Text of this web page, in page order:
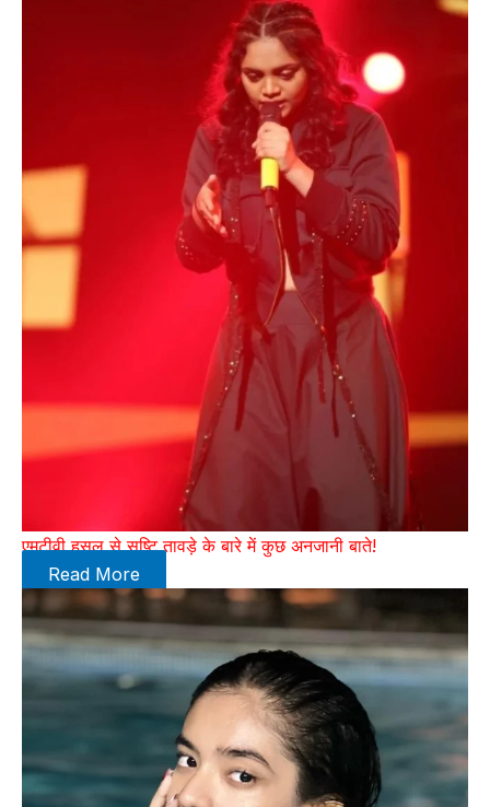
एमटीवी हसल से सृष्टि तावड़े के बारे में कुछ अनजानी बाते!
Read More